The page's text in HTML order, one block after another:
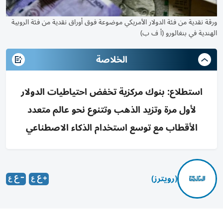
ورقة نقدية من فئة الدولار الأمريكي موضوعة فوق أوراق نقدية من فئة الروبية
الهندية في بنغالورو (أ ف ب)
الخلاصة
استطلاع: بنوك مركزية تخفض احتياطيات الدولار
لأول مرة وتزيد الذهب وتتنوع نحو عالم متعدد
الأقطاب مع توسع استخدام الذكاء الاصطناعي
(رويترز)